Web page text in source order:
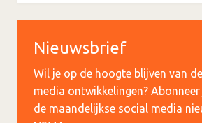
Nieuwsbrief
Wil je op de hoogte blijven van
media ontwikkelingen?
de maandelijkse social media